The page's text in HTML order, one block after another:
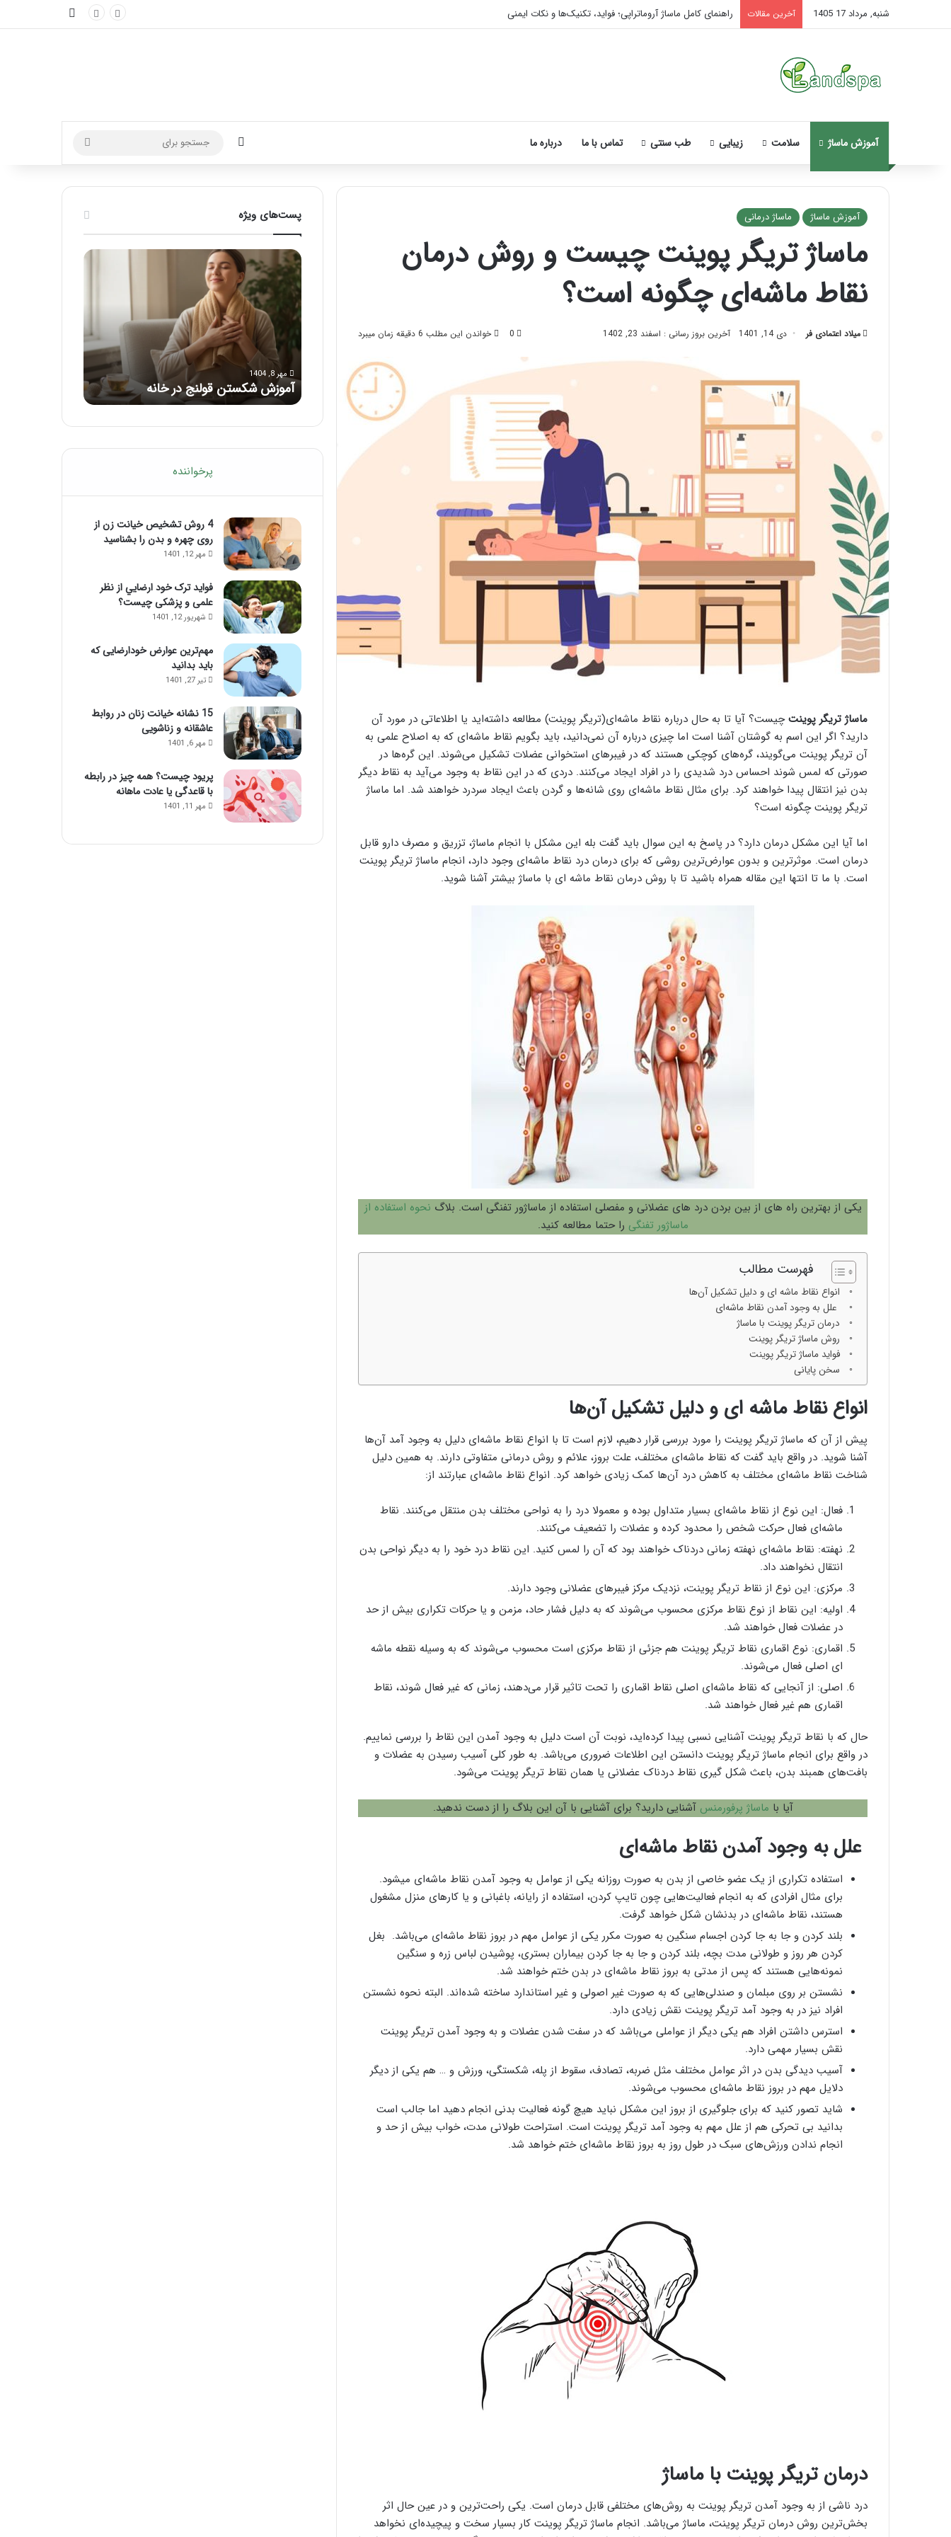
شنبه, مرداد 17 1405 آخرین مقالات راهنمای کامل ماساژ آروماتراپی؛ فواید، تکنیک‌ها و نکات ایمنی
آموزش ماساژ سلامت زیبایی طب سنتی تماس با ما درباره ما تغییر پوسته
برای
آموزش ماساژ ماساژ درمانی
ماساژ تریگر پوینت چیست و روش درمان
نقاط ماشه‌ای چگونه است؟
میلاد اعتمادی فر دی 14, 1401 آخرین بروز رسانی : اسفند 23, 1402 0 خواندن این مطلب 6 دقیقه زمان میبرد
ماساژ تریگر پوینتچیست؟ آیا تا به حال درباره نقاط ماشه‌ای(تریگر پوینت) مطالعه داشته‌اید یا اطلاعاتی در مورد آن
دارید؟ اگر این اسم به گوشتان آشنا است اما چیزی درباره آن نمی‌دانید، باید بگویم نقاط ماشه‌ای که به اصلاح علمی به
آن تریگر پوینت می‌گویند، گره‌های کوچکی هستند که در فیبرهای استخوانی عضلات تشکیل می‌شوند. این گره‌ها در
صورتی که لمس شوند احساس درد شدیدی را در افراد ایجاد می‌کنند. دردی که در این نقاط به وجود می‌آید به نقاط دیگر
بدن نیز انتقال پیدا خواهند کرد. برای مثال نقاط ماشه‌ای روی شانه‌ها و گردن باعث ایجاد سردرد خواهند شد. اما ماساژ
تریگر پوینت چگونه است؟
اما آیا این مشکل درمان دارد؟ در پاسخ به این سوال باید گفت بله این مشکل با انجام ماساژ، تزریق و مصرف دارو قابل
درمان است. موثر‌ترین و بدون عوارض‌ترین روشی که برای درمان درد نقاط ماشه‌ای وجود دارد، انجام ماساژ تریگر پوینت
است. با ما تا انتها این مقاله همراه باشید تا با روش درمان نقاط ماشه ای با ماساژ بیشتر آشنا شوید.
یکی از بهترین راه های از بین بردن درد های عضلانی و مفصلی استفاده از ماساژور تفنگی است. بلاگ نحوه استفاده از
ماساژور تفنگی را حتما مطالعه کنید.
فهرست مطالب
انواع نقاط ماشه ای و دلیل تشکیل آن‌ها
علل به وجود آمدن نقاط ماشه‌ای
درمان تریگر پوینت با ماساژ
روش ماساژ تریگر پوینت
فواید ماساژ تریگر پوینت
سخن پایانی
انواع نقاط ماشه ای و دلیل تشکیل آن‌ها
پیش از آن که ماساژ تریگر پوینت را مورد بررسی قرار دهیم، لازم است تا با انواع نقاط ماشه‌ای دلیل به وجود آمد آن‌ها
آشنا شوید. در واقع باید گفت که نقاط ماشه‌ای مختلف، علت بروز، علائم و روش درمانی متفاوتی دارند. به همین دلیل
شناخت نقاط ماشه‌ای مختلف به کاهش درد آن‌ها کمک زیادی خواهد کرد. انواع نقاط ماشه‌ای عبارتند از:
فعال: این نوع از نقاط ماشه‌ای بسیار متداول بوده و معمولا درد را به نواحی مختلف بدن منتقل می‌کنند. نقاط
ماشه‌ای فعال حرکت شخص را محدود کرده و عضلات را تضعیف می‌کنند.
نهفته: نقاط ماشه‌ای نهفته زمانی دردناک خواهند بود که آن را لمس کنید. این نقاط درد خود را به دیگر نواحی بدن
انتقال نخواهند داد.
مرکزی: این نوع از نقاط تریگر پوینت، نزدیک مرکز فیبرهای عضلانی وجود دارند.
اولیه: این نقاط از نوع نقاط مرکزی محسوب می‌شوند که به دلیل فشار حاد، مزمن و یا حرکات تکراری بیش‌ از حد
در عضلات فعال خواهند شد.
اقماری: نوع اقماری نقاط تریگر پوینت هم جزئی از نقاط مرکزی است محسوب می‌شوند که به وسیله نقطه ماشه
‌ای اصلی فعال می‌شوند.
اصلی: از آنجایی که نقاط ماشه‌ای اصلی نقاط اقماری را تحت تاثیر قرار می‌دهند، زمانی که غیر فعال شوند، نقاط
اقماری هم غیر فعال خواهند شد.
حال که با نقاط تریگر پوینت آشنایی نسبی پیدا کرده‌اید، نوبت آن است دلیل به وجود آمدن این نقاط را بررسی نماییم.
در واقع برای انجام ماساژ تریگر پوینت دانستن این اطلاعات ضروری می‌باشد. به طور کلی آسیب رسیدن به عضلات و
بافت‌های همبند بدن، باعث شکل گیری نقاط دردناک عضلانی یا همان نقاط تریگر پوینت می‌شود.
آیا با ماساژ پرفورمنس آشنایی دارید؟ برای آشنایی با آن این بلاگ را از دست ندهید.
علل به وجود آمدن نقاط ماشه‌ای
استفاده تکراری از یک عضو خاصی از بدن به صورت روزانه یکی از عوامل به وجود آمدن نقاط ماشه‌ای می‎شود.
برای مثال افرادی که به انجام فعالیت‌هایی چون تایپ کردن، استفاده از رایانه، باغبانی و یا کار‌های منزل مشغول
هستند، نقاط ماشه‌ای در بدنشان شکل خواهد گرفت.
بلند کردن و جا به جا کردن اجسام سنگین به صورت مکرر یکی از عوامل مهم در بروز نقاط ماشه‌ای می‌باشد. بغل
کردن هر روز و طولانی مدت بچه، بلند کردن و جا به جا کردن بیماران بستری، پوشیدن لباس‌ زره و سنگین
نمونه‌هایی هستند که پس از مدتی به بروز نقاط ماشه‌ای در بدن ختم خواهند شد.
نشستن بر روی مبلمان و صندلی‌هایی که به صورت غیر اصولی و غیر استاندارد ساخته شده‌اند. البته نحوه نشستن
افراد نیز در به وجود آمد تریگر پوینت نقش زیادی دارد.
استرس داشتن افراد هم یکی دیگر از عواملی می‌باشد که در سفت شدن عضلات و به وجود آمدن تریگر پوینت
نقش بسیار مهمی دارد.
آسیب دیدگی بدن در اثر عوامل مختلف مثل ضربه، تصادف، سقوط از پله، شکستگی، ورزش و … هم یکی از دیگر
دلایل مهم در بروز نقاط ماشه‌ای محسوب می‌شوند.
شاید تصور کنید که برای جلوگیری از بروز این مشکل نباید هیچ گونه فعالیت بدنی انجام دهید اما جالب است
بدانید بی تحرکی هم از علل مهم به وجود آمد تریگر پوینت است. استراحت طولانی مدت، خواب بیش از حد و
انجام ندادن ورزش‌های سبک در طول روز به بروز نقاط ماشه‌ای ختم خواهد شد.
درمان تریگر پوینت با ماساژ
درد ناشی از به وجود آمدن تریگر پوینت به روش‌های مختلفی قابل درمان است. یکی راحت‌ترین و در عین حال اثر
بخش‌ترین روش درمان تریگر پوینت، ماساژ می‌باشد. انجام ماساژ تریگر پوینت کار بسیار سخت و پیچیده‌ای نخواهد
پست‌های ویژه
نحوه
ماساژ
صورت
بعد
تزریق
و
نبایدهای
آن!
نحوه ماساژ صورت بعد از تزریق چربی؛
بایدها و نبایدهای آن!
آموزش
شکستن
آموزش شکستن قولنج در خانه
ماساژ
برای
بهبود
تمرکز
ذهنی؛
این
ماساژ
حواس‌جمع
شوید!
مرداد 6, 1404
ماساژ برای بهبود تمرکز ذهنی؛ با این
ماساژ حواس‌جمع شوید!
پرخواننده
4 روش تشخیص خیانت زن از
روی چهره و بدن را بشناسید
مهر 12, 1401
فواید ترک خود ارضايي از نظر
علمی و پزشکی چیست؟
شهریور 12, 1401
مهم‌ترین عوارض خودارضایی که
باید بدانید
تیر 27, 1401
15 نشانه خیانت زنان در روابط
عاشقانه و زناشویی
مهر 6, 1401
پریود چیست؟ همه چیز در رابطه
با قاعدگی یا عادت ماهانه
مهر 11, 1401